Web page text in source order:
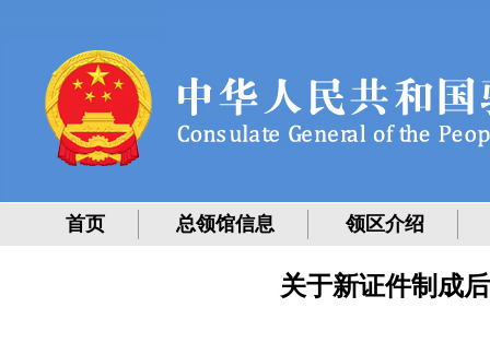
首页 总领馆信息 领区介绍
关于新证件制成